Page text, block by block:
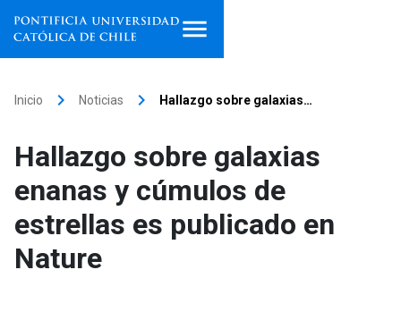
Facultades, escuelas e
institutos
Investigación
Inicio keyboard_arrow_right Noticias keyboard_arrow_right Hallazgo sobre galaxias…
Hallazgo sobre galaxias
enanas y cúmulos de
estrellas es publicado en
Nature